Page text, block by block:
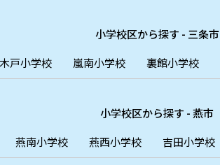
小学校区から探す - 三条市
戸小学校
嵐南小学校 裏館小学校
小学校区から探す - 燕市
燕南小学校 燕西小学校 吉田小学校